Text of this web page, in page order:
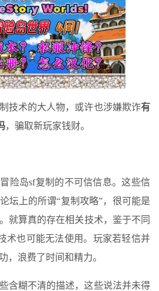
技术的大人物，或许也涉嫌欺诈有
，骗取新玩家钱财。
险岛sf复制的不可信信息。这些信
坛上的所谓“复制攻略”，很可能是
就算真的存在相关技术，鉴于不同
术也可能无法使用。玩家若轻信并
，浪费了时间和精力。
含糊不清的描述，这些说法并未得